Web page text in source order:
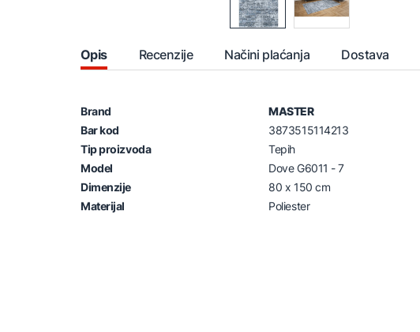
Opis Recenzije Načini plaćanja Dostava
Brand
MASTER
Bar kod
3873515114213
Tip proizvoda
Tepih
Model
Dove G6011 - 7
Dimenzije
80 x 150 cm
Materijal
Poliester